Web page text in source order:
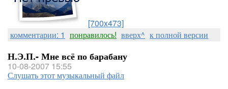
[700x473]
комментарии: 1 понравилось! вверх^ к полной версии
Н.Э.П.- Мне всё по барабану
10-08-2007 15:55
Слушать этот музыкальный файл